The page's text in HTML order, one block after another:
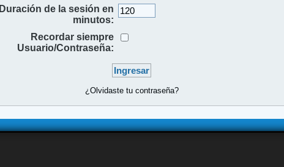
Duración de la sesión en
minutos:
Recordar siempre
Usuario/Contraseña:
¿Olvidaste tu contraseña?